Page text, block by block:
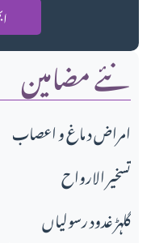
نئے مضامین
امراض د ماغ و اعصاب
تسخير الارواح
گلہڑ غدود رسولیاں